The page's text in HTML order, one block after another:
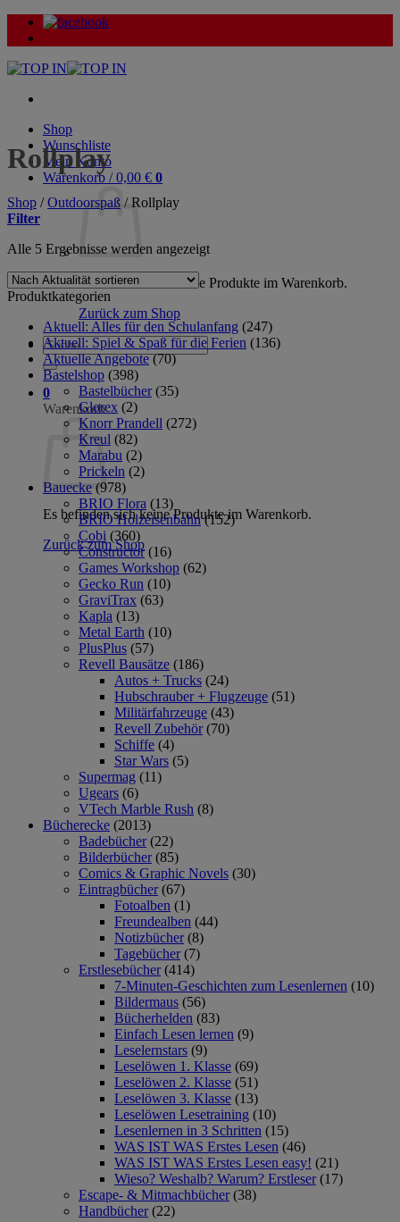
Zum
Inhalt
Shop
Wunschliste
Mein Konto
Warenkorb /0,00 € 0
Es befinden sich keine Produkte im Warenkorb.
Zurück zum Shop
Suche
nach:
0
Warenkorb
Es befinden sich keine Produkte im Warenkorb.
Zurück zum Shop
Rollplay
Shop / Outdoorspaß /Rollplay
Filter
Alle 5 Ergebnisse werden angezeigtNach
sortiert
Produktkategorien
Aktuell: Alles für den Schulanfang (247)
Aktuell: Spiel & Spaß für die Ferien (136)
Aktuelle Angebote (70)
Bastelshop (398)
Bastelbücher (35)
Glorex (2)
Knorr Prandell (272)
Kreul (82)
Marabu (2)
Prickeln (2)
Bauecke (978)
BRIO Flora (13)
BRIO Holzeisenbahn (152)
Cobi (360)
Constructor (16)
Games Workshop (62)
Gecko Run (10)
GraviTrax (63)
Kapla (13)
Metal Earth (10)
PlusPlus (57)
Revell Bausätze (186)
Autos + Trucks (24)
Hubschrauber + Flugzeuge (51)
Militärfahrzeuge (43)
Revell Zubehör (70)
Schiffe (4)
Star Wars (5)
Supermag (11)
Ugears (6)
VTech Marble Rush (8)
Bücherecke (2013)
Badebücher (22)
Bilderbücher (85)
Comics & Graphic Novels (30)
Eintragbücher (67)
Fotoalben (1)
Freundealben (44)
Notizbücher (8)
Tagebücher (7)
Erstlesebücher (414)
7-Minuten-Geschichten zum Lesenlernen (10)
Bildermaus (56)
Bücherhelden (83)
Einfach Lesen lernen (9)
Leselernstars (9)
Leselöwen 1. Klasse (69)
Leselöwen 2. Klasse (51)
Leselöwen 3. Klasse (13)
Leselöwen Lesetraining (10)
Lesenlernen in 3 Schritten (15)
WAS IST WAS Erstes Lesen (46)
WAS IST WAS Erstes Lesen easy! (21)
Wieso? Weshalb? Warum? Erstleser (17)
Escape- & Mitmachbücher (38)
Handbücher (22)